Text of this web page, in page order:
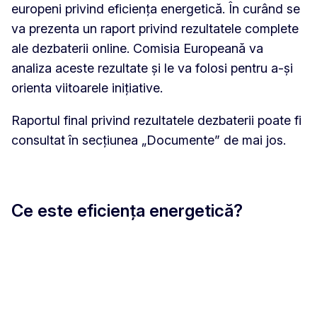
europeni privind eficiența energetică. În curând se
va prezenta un raport privind rezultatele complete
ale dezbaterii online. Comisia Europeană va
analiza aceste rezultate și le va folosi pentru a-și
orienta viitoarele inițiative.
Raportul final privind rezultatele dezbaterii poate fi
consultat în secțiunea „Documente” de mai jos.
Ce este eficiența energetică?